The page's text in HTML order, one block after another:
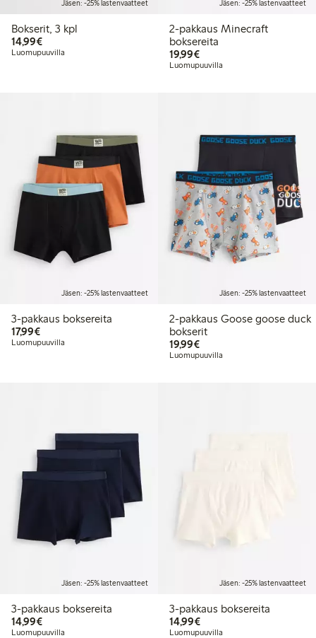
Jäsen: -25% lastenvaatteet
Bokserit, 3 kpl
14,99€14,99 €
Luomupuuvilla
Jäsen: -25% lastenvaatteet
2-pakkaus Minecraft
boksereita
19,99€19,99 €
Luomupuuvilla
Jäsen: -25% lastenvaatteet
3-pakkaus boksereita
17,99€17,99 €
Luomupuuvilla
Jäsen: -25% lastenvaatteet
2-pakkaus Goose goose duck
bokserit
19,99€19,99 €
Luomupuuvilla
Jäsen: -25% lastenvaatteet
3-pakkaus boksereita
14,99€14,99 €
Luomupuuvilla
Jäsen: -25% lastenvaatteet
3-pakkaus boksereita
14,99€14,99 €
Luomupuuvilla